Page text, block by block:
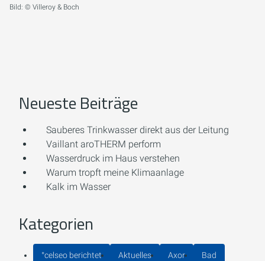
Bild: © Villeroy & Boch
Neueste Beiträge
Sauberes Trinkwasser direkt aus der Leitung
Vaillant aroTHERM perform
Wasserdruck im Haus verstehen
Warum tropft meine Klimaanlage
Kalk im Wasser
Kategorien
°celseo berichtet Aktuelles Axor Bad